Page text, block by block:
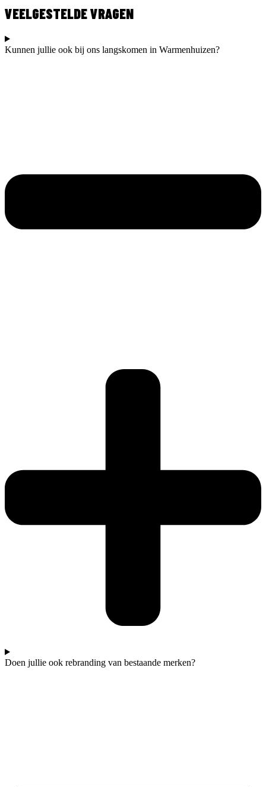
VEELGESTELDE VRAGEN
Kunnen jullie ook bij ons langskomen in Warmenhuizen?
Doen jullie ook rebranding van bestaande merken?